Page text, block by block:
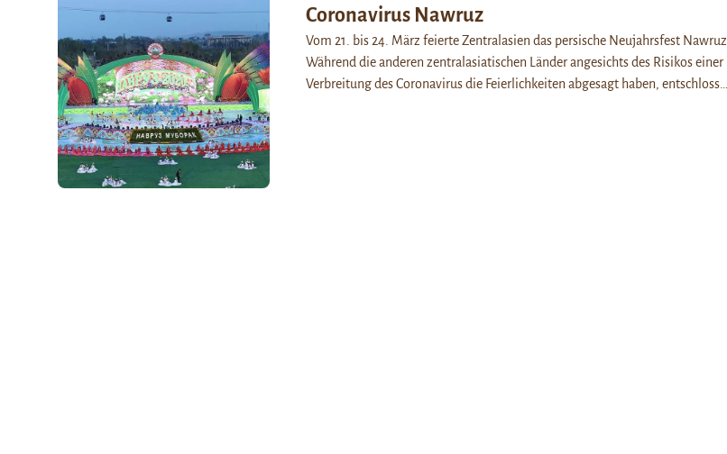
Coronavirus Nawruz
Vom 21. bis 24. März feierte Zentralasien das persische Neujahrsfest Nawruz.
Während die anderen zentralasiatischen Länder angesichts des Risikos einer
Verbreitung des Coronavirus die Feierlichkeiten abgesagt haben, entschloss…